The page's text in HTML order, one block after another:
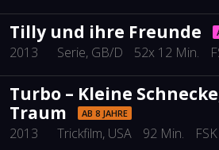
Tilly und ihre Freunde
2013 Serie, GB/D 52x 12 Min.
Turbo – Kleine
Traum
AB 8 JAHRE
2013 Trickfilm, USA 92 Min.